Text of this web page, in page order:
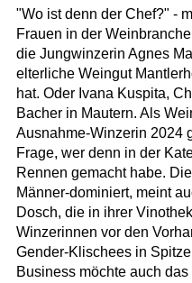
"Wo ist denn der Chef?" -
Frauen in der
die Jungwinzerin Agnes
elterliche Weingut
hat. Oder Ivana Kuspita,
Bacher in Mautern. Als
Ausnahme-Winzerin 2024
Frage, wer denn in der
Rennen gemacht habe.
Männer-dominiert, meint
Dosch, die in ihrer
Winzerinnen vor den
Gender-Klischees in
Business möchte auch